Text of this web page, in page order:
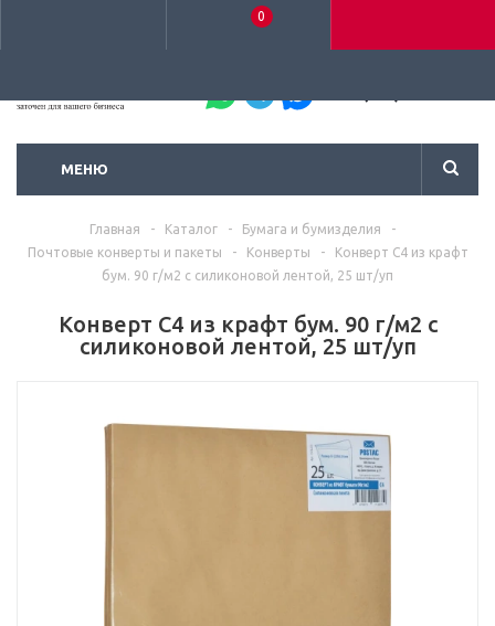
0
МЕНЮ
Главная - Каталог - Бумага и бумизделия
-
Почтовые конверты и пакеты
- Конверты -
Конверт С4 из крафт
бум. 90 г/м2 с силиконовой лентой, 25 шт/уп
Конверт С4 из крафт бум. 90 г/м2 с
силиконовой лентой, 25 шт/уп